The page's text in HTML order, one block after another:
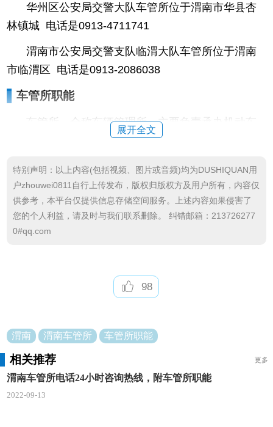
华州区公安局交警大队车管所位于渭南市华县杏
林镇城 电话是0913-4711741
渭南市公安局交警支队临渭大队车管所位于渭南
市临渭区 电话是0913-2086038
车管所职能
车管所，全称车辆管理所，主要负责承办机动车
注册、变更、转移、抵押、注销登记。车管所进行机
驾驶员相关的其他业务。车辆管理所一般设检验科、
考核科、机动车管理科、行政管理科等科室。负责对
所辖区域的机动车、非机动车牌证发放、车辆检验;驾
驶人考试发证、审验;重点车辆、驾驶人的教育监管。
车管所是由公安局交通管理大队(交警大队)管理
的。车管所是车辆管理所的简称，是一个公安系统的
直属机构，属其中的一个职能部门。一般县级或县级
以上行政区域才有。
展开全文
特别声明：以上内容(包括视频、图片或音频)均为DUSHIQUAN用
户zhouwei0811自行上传发布，版权归版权方及用户所有，内容仅
供参考，本平台仅提供信息存储空间服务。上述内容如果侵害了
您的个人利益，请及时与我们联系删除。 纠错邮箱：213726277
0#qq.com
98
渭南 渭南车管所 车管所职能
相关推荐 更多
渭南车管所电话24小时咨询热线，附车管所职能
2022-09-13